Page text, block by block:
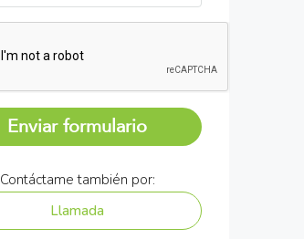
Enviar formulario
Contáctame también por:
Llamada